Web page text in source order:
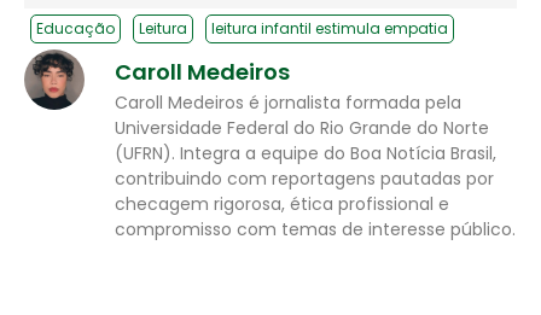
Educação Leitura leitura infantil estimula empatia
Caroll Medeiros
Caroll Medeiros é jornalista formada pela
Universidade Federal do Rio Grande do Norte
(UFRN). Integra a equipe do Boa Notícia Brasil,
contribuindo com reportagens pautadas por
checagem rigorosa, ética profissional e
compromisso com temas de interesse público.